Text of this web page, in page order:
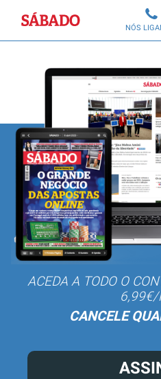
Sábado
NÓS
ACEDA A TODO O
6,99€/
CANCELE